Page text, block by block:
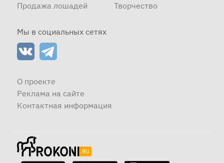
Продажа лошадей
Творчество
Мы в социальных сетях
О проекте
Реклама на сайте
Контактная информация